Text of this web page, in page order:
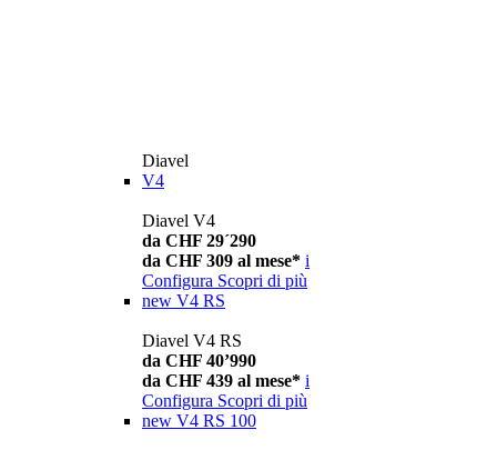
Diavel
V4
Diavel V4
da CHF 29´290
da CHF 309 al mese* i
Configura Scopri di più
new V4 RS
Diavel V4 RS
da CHF 40’990
da CHF 439 al mese* i
Configura Scopri di più
new V4 RS 100